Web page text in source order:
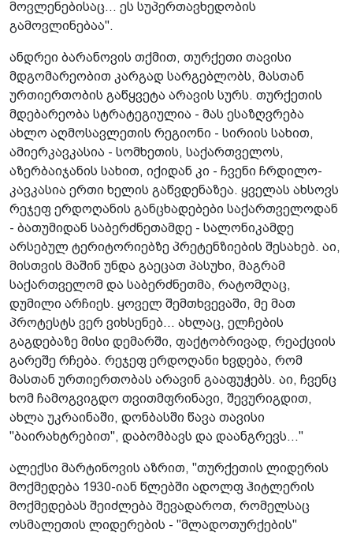
მოვლენებისაც... ეს სუპერთავხედობის
გამოვლინებაა".
ანდრეი ბარანოვის თქმით, თურქეთი თავისი
მდგომარეობით კარგად სარგებლობს, მასთან
ურთიერთობის გაწყვეტა არავის სურს. თურქეთის
მდებარეობა სტრატეგიულია - მას ესაზღვრება
ახლო აღმოსავლეთის რეგიონი - სირიის სახით,
ამიერკავკასია - სომხეთის, საქართველოს,
აზერბაიჯანის სახით, იქიდან კი - ჩვენი ჩრდილო-
კავკასია ერთი ხელის გაწვდენაზეა. ყველას ახსოვს
რეჯეფ ერდოღანის განცხადებები საქართველოდან
- ბათუმიდან საბერძნეთამდე - სალონიკამდე
არსებულ ტერიტორიებზე პრეტენზიების შესახებ. აი,
მისთვის მაშინ უნდა გაეცათ პასუხი, მაგრამ
საქართველომ და საბერძნეთმა, რატომღაც,
დუმილი არჩიეს. ყოველ შემთხვევაში, მე მათ
პროტესტს ვერ ვიხსენებ... ახლაც, ელჩების
გაგდებაზე მისი დემარში, ფაქტობრივად, რეაქციის
გარეშე რჩება. რეჯეფ ერდოღანი ხვდება, რომ
მასთან ურთიერთობას არავინ გააფუჭებს. აი, ჩვენც
ხომ ჩამოგვიგდო თვითმფრინავი, შევურიგდით,
ახლა უკრაინაში, დონბასში წავა თავისი
"ბაირახტრებით", დაბომბავს და დაანგრევს..."
ალექსი მარტინოვის აზრით, "თურქეთის ლიდერის
მოქმედება 1930-იან წლებში ადოლფ ჰიტლერის
მოქმედებას შეიძლება შევადაროთ, რომელსაც
ოსმალეთის ლიდერების - "მლადოთურქების"